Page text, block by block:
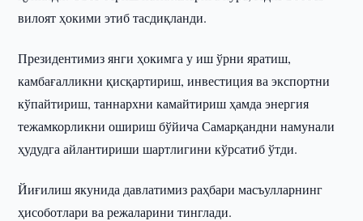
вилоят ҳокими этиб тасдиқланди.
Президентимиз янги ҳокимга у иш ўрни яратиш,
камбағалликни қисқартириш, инвестиция ва экспортни
кўпайтириш, таннархни камайтириш ҳамда энергия
тежамкорликни ошириш бўйича Самарқандни намунали
ҳудудга айлантириши шартлигини кўрсатиб ўтди.
Йиғилиш якунида давлатимиз раҳбари масъулларнинг
ҳисоботлари ва режаларини тинглади.